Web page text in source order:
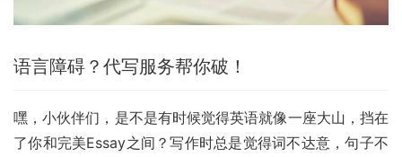
语言障碍？代写服务帮你破！
嘿，小伙伴们，是不是有时候觉得英语就像一座大山，挡在
了你和完美Essay之间？写作时总是觉得词不达意，句子不